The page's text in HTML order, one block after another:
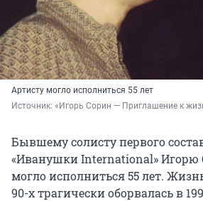
Артисту могло исполниться 55 лет
Источник: «Игорь Сорин — Приглашение к
Бывшему солисту первого
«Иванушки International» Игорю
могло исполниться 55 лет.
90-х трагически оборвалась в